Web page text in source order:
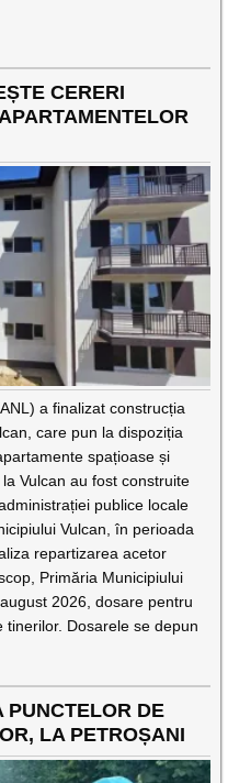
CERERI
a finalizat construcția
care pun la dispoziția
spațioase și
Vulcan au fost construite
publice locale
Vulcan, în perioada
repartizarea acetor
Primăria Municipiului
2026, dosare pentru
tinerilor. Dosarele se depun
PUNCTELOR DE
LA PETROȘANI